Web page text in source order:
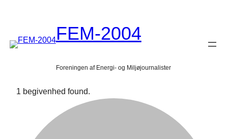
FEM-2004
Foreningen af Energi- og Miljøjournalister
1 begivenhed found.